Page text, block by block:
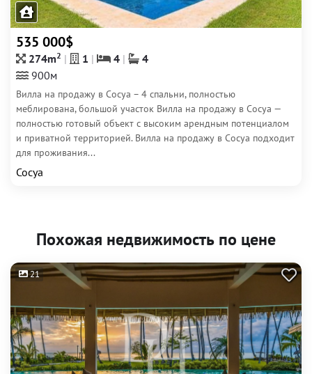
535 000$
274m2 1 4
4
900м
Вилла на продажу в Сосуа – 4 спальни, полностью
меблирована, большой участок Вилла на продажу в Сосуа —
полностью готовый объект с высоким арендным потенциалом
и приватной территорией. Вилла на продажу в Сосуа подходит
для проживания...
Сосуа
Похожая недвижимость по цене
21